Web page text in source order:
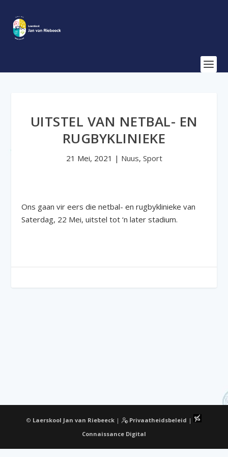
UITSTEL VAN NETBAL- EN
RUGBYKLINIEKE
21 Mei, 2021 | Nuus, Sport
Ons gaan vir eers die netbal- en rugbyklinieke van
Saterdag, 22 Mei, uitstel tot ‘n later stadium.
© Laerskool Jan van Riebeeck| Privaatheidsbeleid |
Connaissance Digital